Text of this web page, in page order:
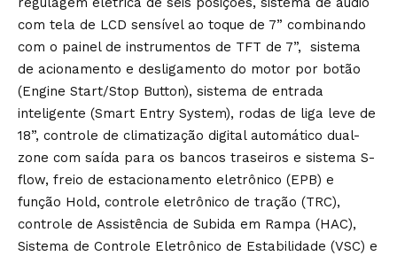
com tela de LCD sensível ao toque de 7” combinando
com o painel de instrumentos de TFT de 7”, sistema
de acionamento e desligamento do motor por botão
(Engine Start/Stop Button), sistema de entrada
inteligente (Smart Entry System), rodas de liga leve de
18”, controle de climatização digital automático dual-
zone com saída para os bancos traseiros e sistema S-
flow, freio de estacionamento eletrônico (EPB) e
função Hold, controle eletrônico de tração (TRC),
controle de Assistência de Subida em Rampa (HAC),
Sistema de Controle Eletrônico de Estabilidade (VSC) e